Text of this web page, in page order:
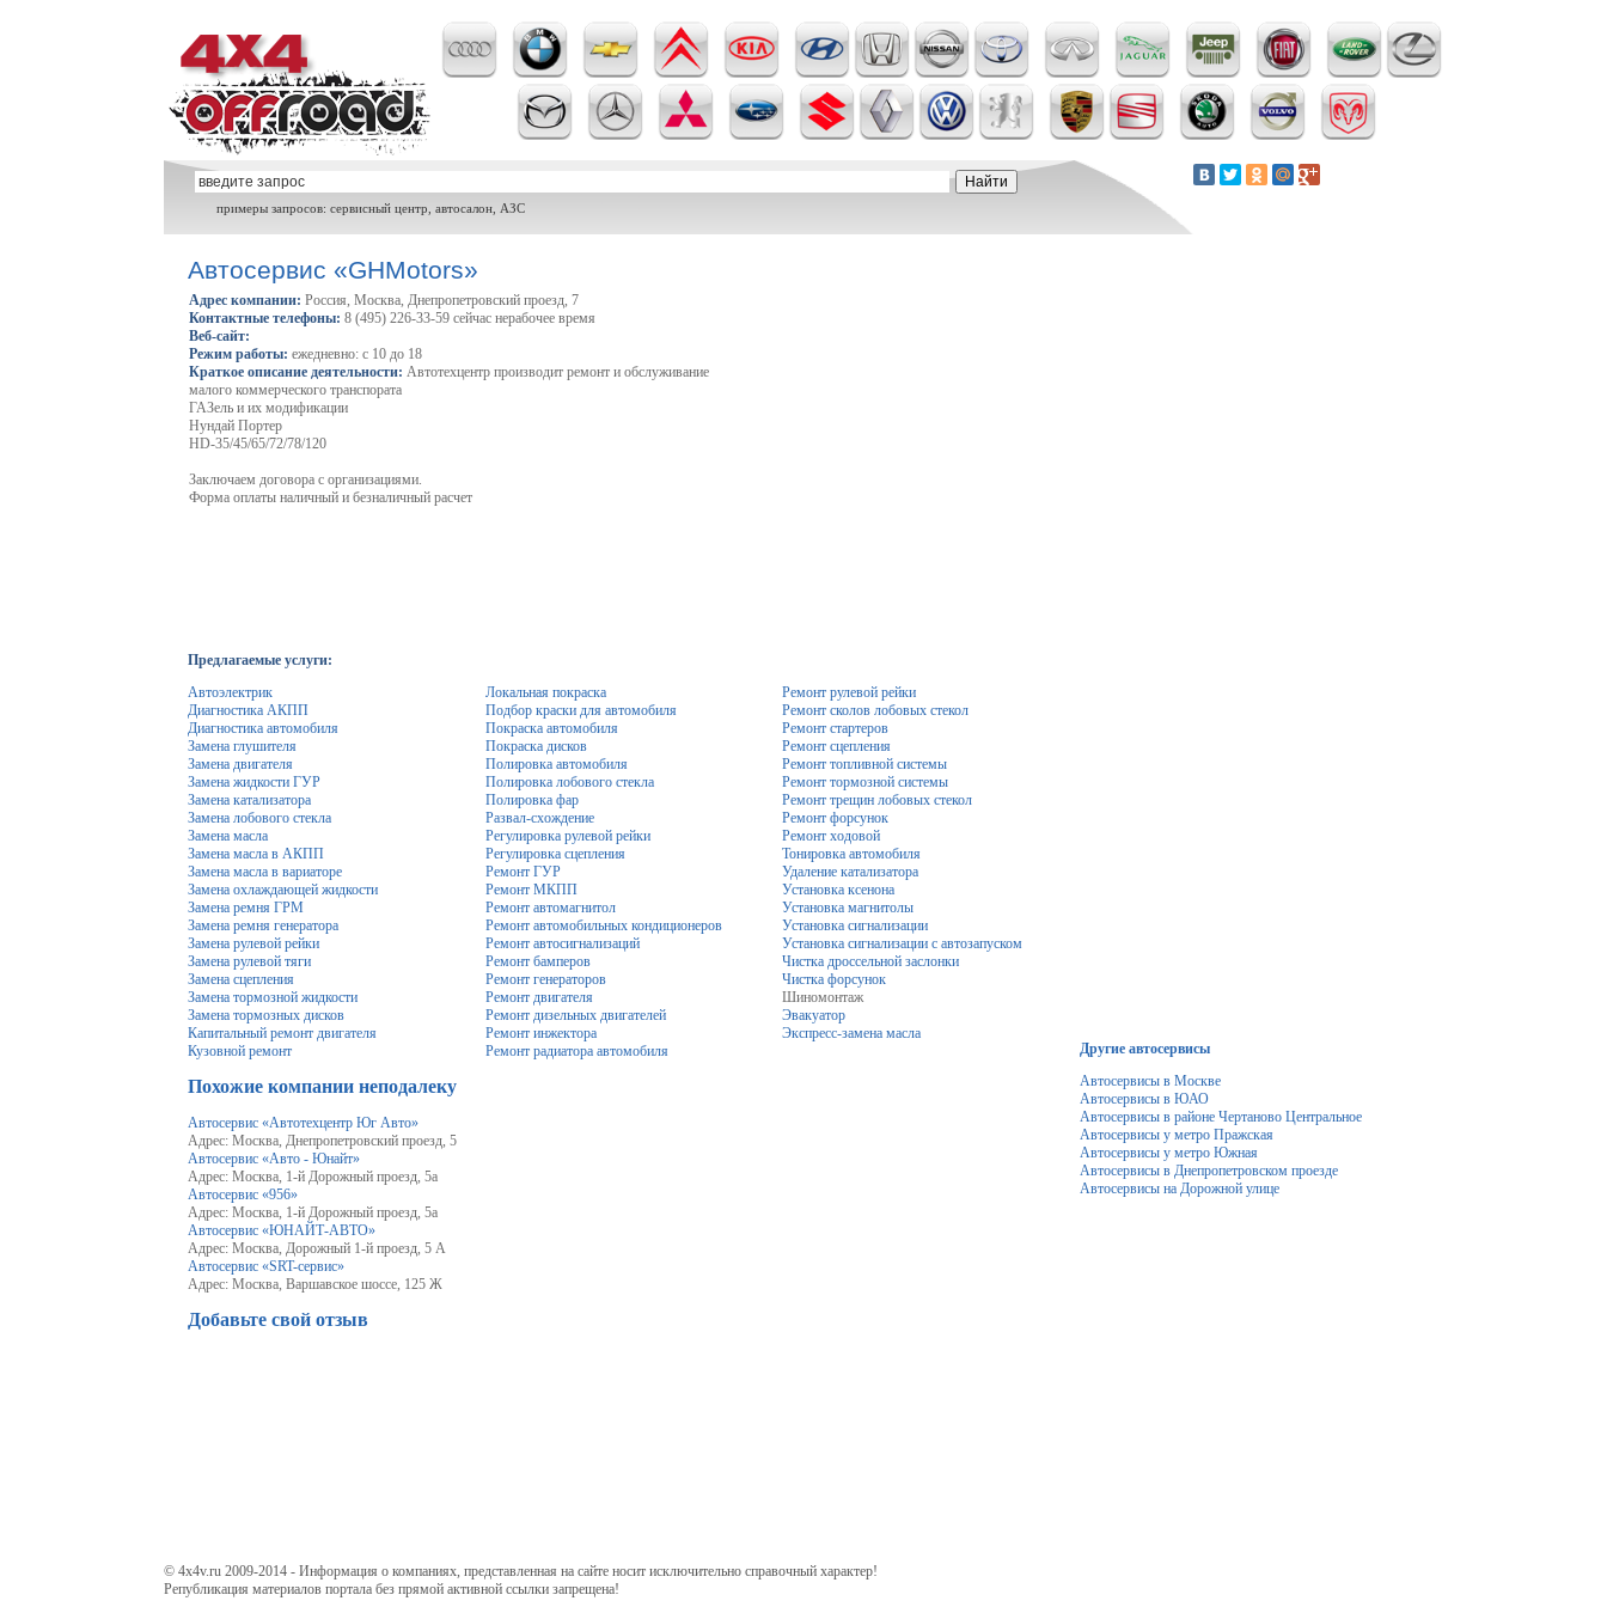
примеры запросов: сервисный центр, автосалон, АЗС
Автосервис «GHMotors»
Адрес компании: Россия, Москва, Днепропетровский проезд, 7
Контактные телефоны: 8 (495) 226-33-59 сейчас нерабочее время
Веб-сайт:
Режим работы: ежедневно: с 10 до 18
Краткое описание деятельности: Автотехцентр производит ремонт и обслуживание
малого коммерческого транспората
ГАЗель и их модификации
Нундай Портер
HD-35/45/65/72/78/120
Заключаем договора с организациями.
Форма оплаты наличный и безналичный расчет
Предлагаемые услуги:
Автоэлектрик
Диагностика АКПП
Диагностика автомобиля
Замена глушителя
Замена двигателя
Замена жидкости ГУР
Замена катализатора
Замена лобового стекла
Замена масла
Замена масла в АКПП
Замена масла в вариаторе
Замена охлаждающей жидкости
Замена ремня ГРМ
Замена ремня генератора
Замена рулевой рейки
Замена рулевой тяги
Замена сцепления
Замена тормозной жидкости
Замена тормозных дисков
Капитальный ремонт двигателя
Кузовной ремонт
Локальная покраска
Подбор краски для автомобиля
Покраска автомобиля
Покраска дисков
Полировка автомобиля
Полировка лобового стекла
Полировка фар
Развал-схождение
Регулировка рулевой рейки
Регулировка сцепления
Ремонт ГУР
Ремонт МКПП
Ремонт автомагнитол
Ремонт автомобильных кондиционеров
Ремонт автосигнализаций
Ремонт бамперов
Ремонт генераторов
Ремонт двигателя
Ремонт дизельных двигателей
Ремонт инжектора
Ремонт радиатора автомобиля
Ремонт рулевой рейки
Ремонт сколов лобовых стекол
Ремонт стартеров
Ремонт сцепления
Ремонт топливной системы
Ремонт тормозной системы
Ремонт трещин лобовых стекол
Ремонт форсунок
Ремонт ходовой
Тонировка автомобиля
Удаление катализатора
Установка ксенона
Установка магнитолы
Установка сигнализации
Установка сигнализации с автозапуском
Чистка дроссельной заслонки
Чистка форсунок
Шиномонтаж
Эвакуатор
Экспресс-замена масла
Похожие компании неподалеку
Автосервис «Автотехцентр Юг Авто»
Адрес: Москва, Днепропетровский проезд, 5
Автосервис «Авто - Юнайт»
Адрес: Москва, 1-й Дорожный проезд, 5а
Автосервис «956»
Адрес: Москва, 1-й Дорожный проезд, 5а
Автосервис «ЮНАЙТ-АВТО»
Адрес: Москва, Дорожный 1-й проезд, 5 А
Автосервис «SRT-cервис»
Адрес: Москва, Варшавское шоссе, 125 Ж
Добавьте свой отзыв
Другие автосервисы
Автосервисы в Москве
Автосервисы в ЮАО
Автосервисы в районе Чертаново Центральное
Автосервисы у метро Пражская
Автосервисы у метро Южная
Автосервисы в Днепропетровском проезде
Автосервисы на Дорожной улице
© 4x4v.ru 2009-2014 - Информация о компаниях, представленная на сайте носит исключительно справочный характер!
Републикация материалов портала без прямой активной ссылки запрещена!